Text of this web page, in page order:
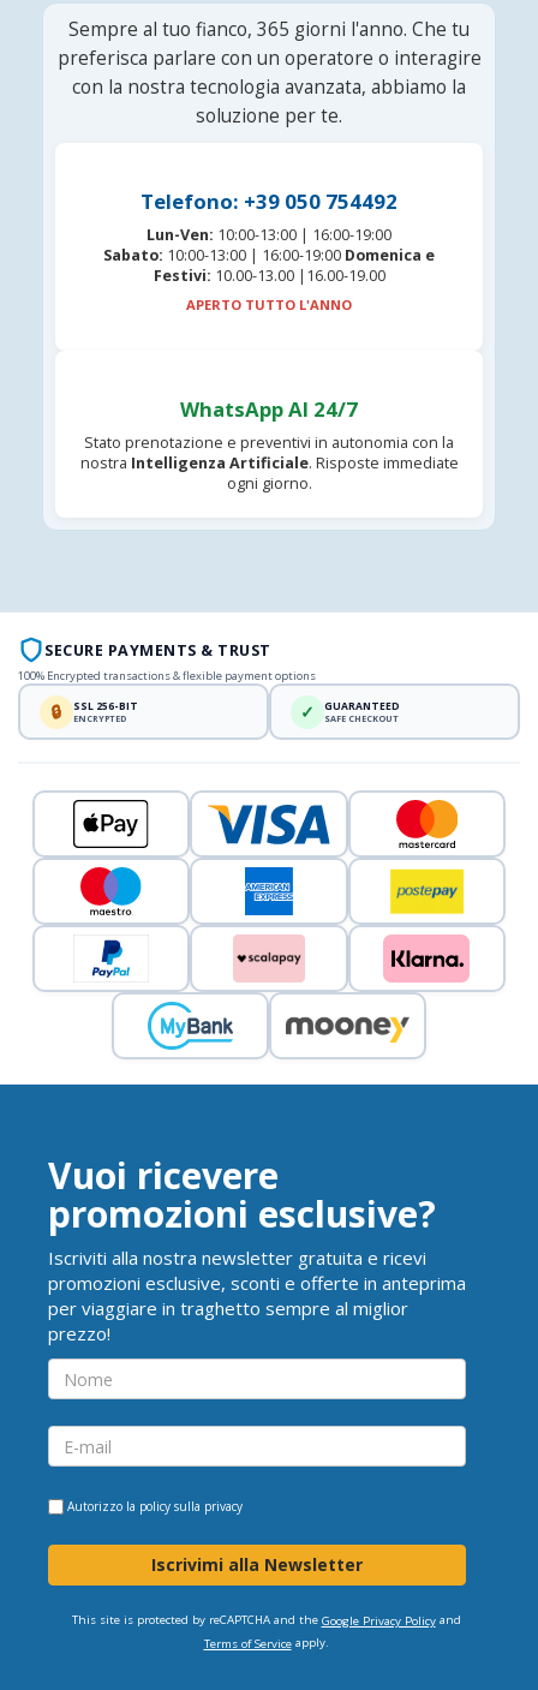
Sempre al tuo fianco, 365 giorni l'anno. Che tu
preferisca parlare con un operatore o interagire
con la nostra tecnologia avanzata, abbiamo la
soluzione per te.
Telefono: +39 050 754492
Lun-Ven: 10:00-13:00 | 16:00-19:00
Sabato: 10:00-13:00 | 16:00-19:00 Domenica e
Festivi: 10.00-13.00 |16.00-19.00
APERTO TUTTO L'ANNO
WhatsApp AI 24/7
Stato prenotazione e preventivi in autonomia con la
nostra Intelligenza Artificiale. Risposte immediate
ogni giorno.
SECURE PAYMENTS & TRUST
100% Encrypted transactions & flexible payment options
🔒 SSL 256-BIT
ENCRYPTED ✓ GUARANTEED
SAFE CHECKOUT
Vuoi ricevere
promozioni esclusive?
Iscriviti alla nostra newsletter gratuita e ricevi
promozioni esclusive, sconti e offerte in anteprima
per viaggiare in traghetto sempre al miglior
prezzo!
Autorizzo la policy sulla privacy
Iscrivimi alla Newsletter
This site is protected by reCAPTCHA and the Google Privacy Policyand
Terms of Serviceapply.